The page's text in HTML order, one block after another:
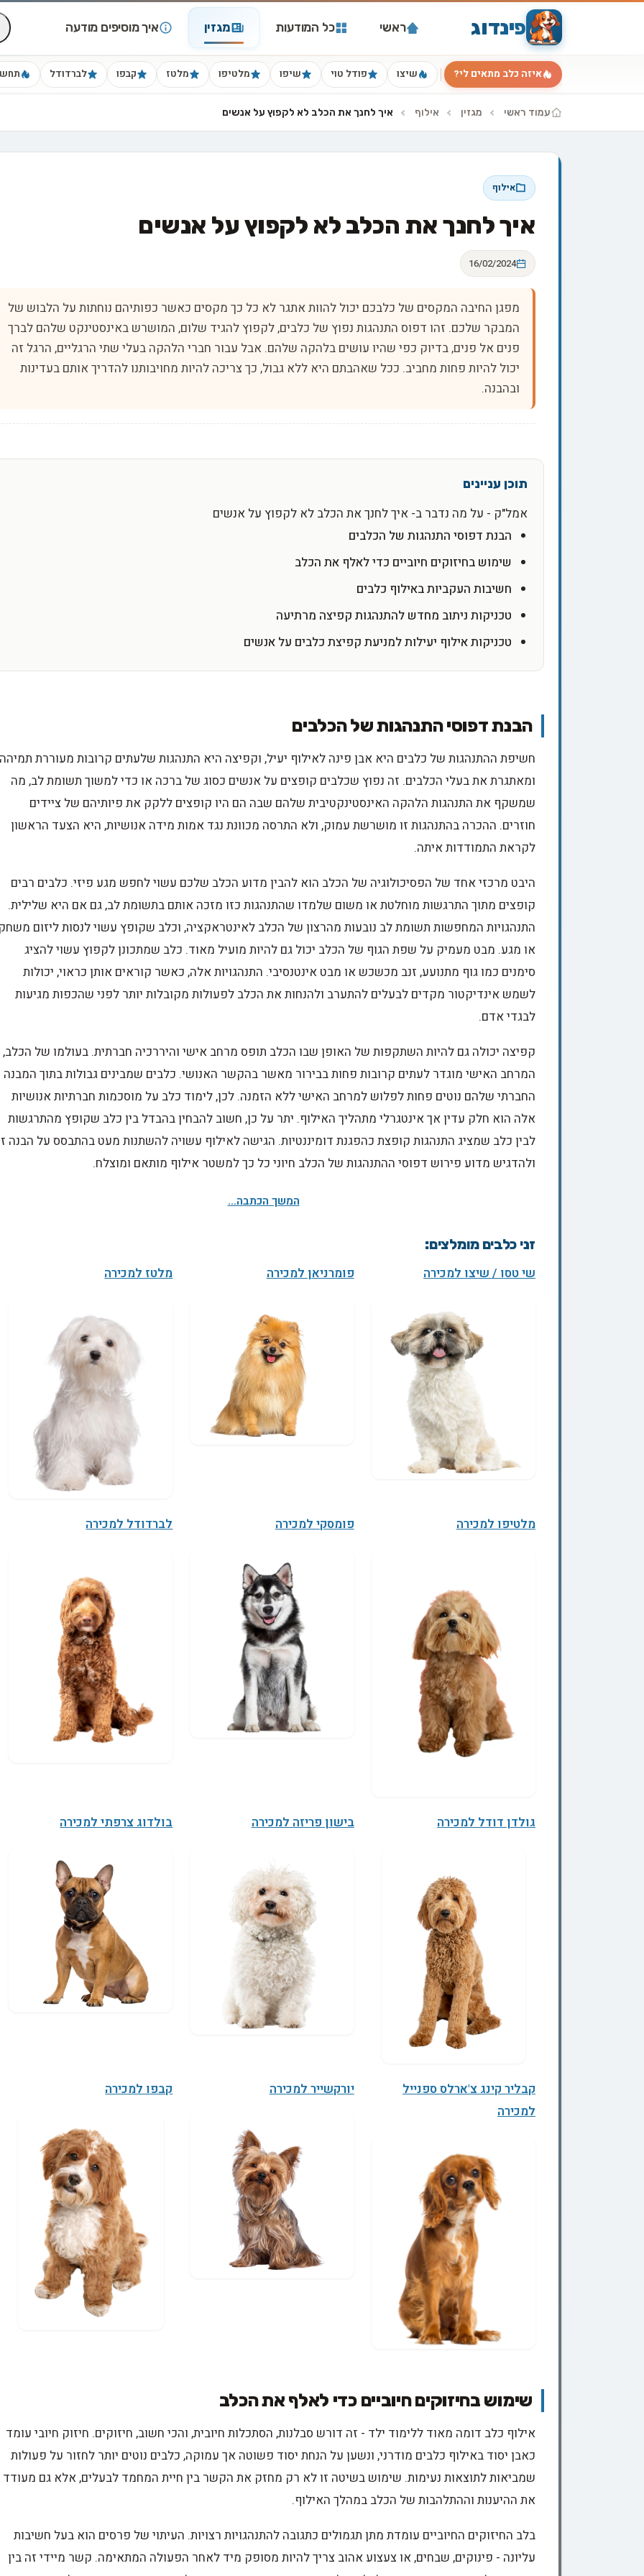
פינדוג ראשי כל המודעות מגזין איך מוסיפים מודעה
איזה כלב מתאים לי? שיצו פודל טוי שיפו מלטיפו מלטז קבפו לברדודל תחש
עמוד ראשי מגזין אילוף איך לחנך את הכלב לא לקפוץ על אנשים
אילוף
איך לחנך את הכלב לא לקפוץ על אנשים
16/02/2024
מפגן החיבה המקסים של כלבכם יכול להוות אתגר לא כל כך מקסים כאשר כפותיהם נוחתות על הלבוש של
המבקר שלכם. זהו דפוס התנהגות נפוץ של כלבים, לקפוץ להגיד שלום, המושרש באינסטינקט שלהם לברך
פנים אל פנים, בדיוק כפי שהיו עושים בלהקה שלהם. אבל עבור חברי הלהקה בעלי שתי הרגליים, הרגל זה
יכול להיות פחות מחביב. ככל שאהבתם היא ללא גבול, כך צריכה להיות מחויבותנו להדריך אותם בעדינות
ובהבנה.
אמל"ק - על מה נדבר ב- איך לחנך את הכלב לא לקפוץ על אנשים
הבנת דפוסי התנהגות של הכלבים
שימוש בחיזוקים חיוביים כדי לאלף את הכלב
חשיבות העקביות באילוף כלבים
טכניקות ניתוב מחדש להתנהגות קפיצה מרתיעה
טכניקות אילוף יעילות למניעת קפיצת כלבים על אנשים
הבנת דפוסי התנהגות של הכלבים
חשיפת ההתנהגות של כלבים היא אבן פינה לאילוף יעיל, וקפיצה היא התנהגות שלעתים קרובות מעוררת תמיהה
ומאתגרת את בעלי הכלבים. זה נפוץ שכלבים קופצים על אנשים כסוג של ברכה או כדי למשוך תשומת לב, מה
שמשקף את התנהגות הלהקה האינסטינקטיבית שלהם שבה הם היו קופצים ללקק את פיותיהם של ציידים
חוזרים. ההכרה בהתנהגות זו מושרשת עמוק, ולא התרסה מכוונת נגד אמות מידה אנושיות, היא הצעד הראשון
לקראת התמודדות איתה.
היבט מרכזי אחד של הפסיכולוגיה של הכלב הוא להבין מדוע הכלב שלכם עשוי לחפש מגע פיזי. כלבים רבים
קופצים מתוך התרגשות מוחלטת או משום שלמדו שהתנהגות כזו מזכה אותם בתשומת לב, גם אם היא שלילית.
התנהגויות המחפשות תשומת לב נובעות מהרצון של הכלב לאינטראקציה, וכלב שקופץ עשוי לנסות ליזום
או מגע. מבט מעמיק על שפת הגוף של הכלב יכול גם להיות מועיל מאוד. כלב שמתכונן לקפוץ עשוי להציג
סימנים כמו גוף מתנועע, זנב מכשכש או מבט אינטנסיבי. התנהגויות אלה, כאשר קוראים אותן כראוי, יכולות
לשמש אינדיקטור מקדים לבעלים להתערב ולהנחות את הכלב לפעולות מקובלות יותר לפני שהכפות מגיעות
לבגדי אדם.
קפיצה יכולה גם להיות השתקפות של האופן שבו הכלב תופס מרחב אישי והיררכיה חברתית. בעולמו של הכלב,
המרחב האישי מוגדר לעתים קרובות פחות בבירור מאשר בהקשר האנושי. כלבים שמבינים גבולות בתוך המבנה
החברתי שלהם נוטים פחות לפלוש למרחב האישי ללא הזמנה. לכן, לימוד כלב על מוסכמות חברתיות אנושיות
אלה הוא חלק עדין אך אינטגרלי מתהליך האילוף. יתר על כן, חשוב להבחין בהבדל בין כלב שקופץ מהתרגשות
לבין כלב שמציג התנהגות קופצת כהפגנת דומיננטיות. הגישה לאילוף עשויה להשתנות מעט בהתבסס על הבנה
ולהדגיש מדוע פירוש דפוסי ההתנהגות של הכלב חיוני כל כך למשטר אילוף מותאם ומוצלח.
המשך הכתבה...
זני כלבים מומלצים:
שי טסו / שיצו למכירה פומרניאן למכירה מלטז למכירה
מלטיפו למכירה פומסקי למכירה לברדודל למכירה
גולדן דודל למכירה בישון פריזה למכירה בולדוג צרפתי למכירה
קבליר קינג צ'ארלס ספנייל
למכירה
יורקשייר למכירה קבפו למכירה
שימוש בחיזוקים חיוביים כדי לאלף את הכלב
אילוף כלב דומה מאוד ללימוד ילד - זה דורש סבלנות, הסתכלות חיובית, והכי חשוב, חיזוקים. חיזוק חיובי עומד
כאבן יסוד באילוף כלבים מודרני, ונשען על הנחת יסוד פשוטה אך עמוקה, כלבים נוטים יותר לחזור על פעולות
שמביאות לתוצאות נעימות. שימוש בשיטה זו לא רק מחזק את הקשר בין חיית המחמד לבעלים, אלא גם מעודד
את ההיענות וההתלהבות של הכלב במהלך האילוף.
בלב החיזוקים החיוביים עומדת מתן תגמולים כתגובה להתנהגויות רצויות. העיתוי של פרסים הוא בעל חשיבות
עליונה - פינוקים, שבחים, או צעצוע אהוב צריך להיות מסופק מיד לאחר הפעולה המתאימה. קשר מיידי זה בין